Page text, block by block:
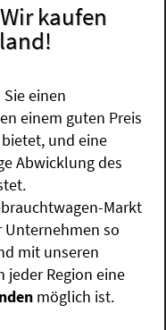
kaufen
einen
einem guten Preis
und eine
Abwicklung des
Markt
Unternehmen so
mit unseren
jeder Region eine
möglich ist.